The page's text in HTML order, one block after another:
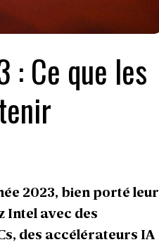
: Ce que les
2023, bien porté leur
Intel avec des
des accélérateurs IA